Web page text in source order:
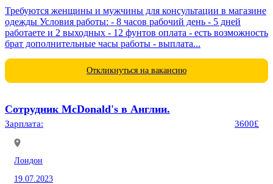
Требуются женщины и мужчины для консультации в магазине
одежды Условия работы: - 8 часов рабочий день - 5 дней
работаете и 2 выходных - 12 фунтов оплата - есть возможность
брат дополнительные часы работы - выплата...
Откликнуться на вакансию
Сотрудник McDonald's в Англии.
Зарплата: 3600£
Лондон
19.07.2023